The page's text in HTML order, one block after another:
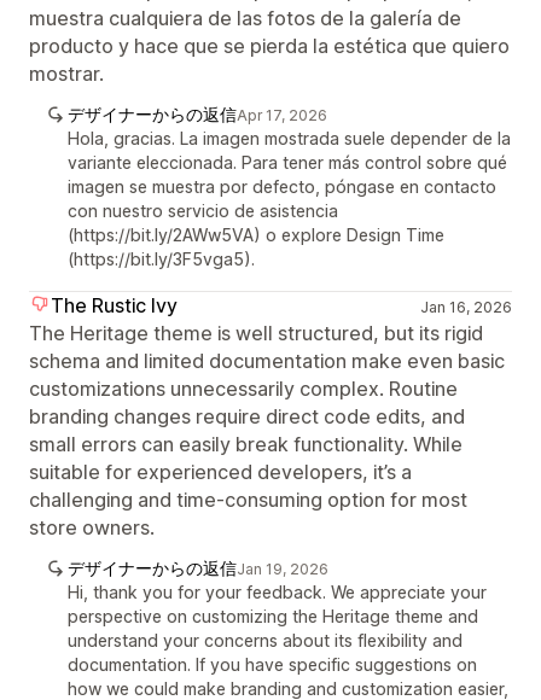
muestra cualquiera de las fotos de la galería de
producto y hace que se pierda la estética que quiero
mostrar.
デザイナーからの返信Apr 17, 2026
Hola, gracias. La imagen mostrada suele depender de la
variante eleccionada. Para tener más control sobre qué
imagen se muestra por defecto, póngase en contacto
con nuestro servicio de asistencia
(https://bit.ly/2AWw5VA) o explore Design Time
(https://bit.ly/3F5vga5).
The Rustic Ivy Jan 16, 2026
The Heritage theme is well structured, but its rigid
schema and limited documentation make even basic
customizations unnecessarily complex. Routine
branding changes require direct code edits, and
small errors can easily break functionality. While
suitable for experienced developers, it’s a
challenging and time-consuming option for most
store owners.
デザイナーからの返信Jan 19, 2026
Hi, thank you for your feedback. We appreciate your
perspective on customizing the Heritage theme and
understand your concerns about its flexibility and
documentation. If you have specific suggestions on
how we could make branding and customization easier,